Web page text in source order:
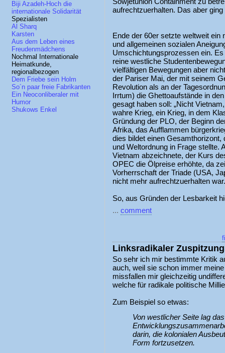
Biji Azadeh-Hoch die
internationale Solidarität
Spezialisten
Al Sharq
Karsten
Aus dem Leben eines
Freudenmädchens
Nochmal Internationale
Heimatkunde,
regionalbezogen
Dem Friebe sein Holm
So´n paar freie Fabrikanten
Ein Neoconliberaler mit
Humor
Shukows Enkel
aufrechtzuerhalten. Das aber
Ende der 60er setzte weltweit
und allgemeinen sozialen
Umschichtungsprozessen ein.
reine westliche
vielfältigen Bewegungen aber
der Pariser Mai, der mit seinem
Revolution als an der
Irrtum) die Ghettoaufstände in
gesagt haben soll: „Nicht
wahre Krieg, ein Krieg, in dem
Gründung der PLO, der Beginn
Afrika, das Aufflammen
dies bildet einen
und Weltordnung in Frage stellte.
Vietnam abzeichnete, der Kurs
OPEC die Ölpreise erhöhte, da
Vorherrschaft der Triade (USA,
nicht mehr aufrechtzuerhalten war.
So, aus Gründen der Lesbarkeit
... comment
Linksradikaler
So sehr ich mir bestimmte Kritik
auch, weil sie schon immer
missfallen mir gleichzeitig
welche für radikale politische
Zum Beispiel so etwas:
Von westlicher Seite lag
darin, die kolonialen
Form fortzusetzen.